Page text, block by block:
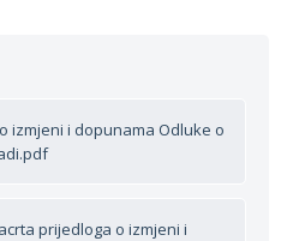
izmjeni i dopunama Odluke o
prijedloga o izmjeni i